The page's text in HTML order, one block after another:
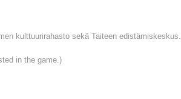
kulttuurirahasto sekä Taiteen edistämiskeskus.
in the game.)